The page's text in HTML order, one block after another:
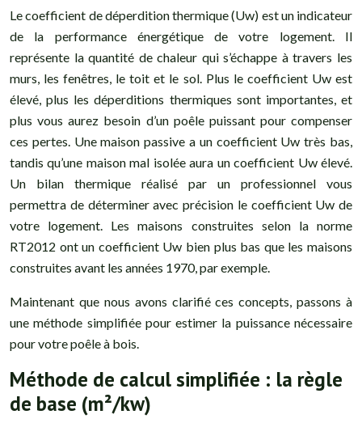
Le coefficient de déperdition thermique (Uw) est un indicateur
de la performance énergétique de votre logement. Il
représente la quantité de chaleur qui s’échappe à travers les
murs, les fenêtres, le toit et le sol. Plus le coefficient Uw est
élevé, plus les déperditions thermiques sont importantes, et
plus vous aurez besoin d’un poêle puissant pour compenser
ces pertes. Une maison passive a un coefficient Uw très bas,
tandis qu’une maison mal isolée aura un coefficient Uw élevé.
Un bilan thermique réalisé par un professionnel vous
permettra de déterminer avec précision le coefficient Uw de
votre logement. Les maisons construites selon la norme
RT2012 ont un coefficient Uw bien plus bas que les maisons
construites avant les années 1970, par exemple.
Maintenant que nous avons clarifié ces concepts, passons à
une méthode simplifiée pour estimer la puissance nécessaire
pour votre poêle à bois.
Méthode de calcul simplifiée : la règle
de base (m²/kw)